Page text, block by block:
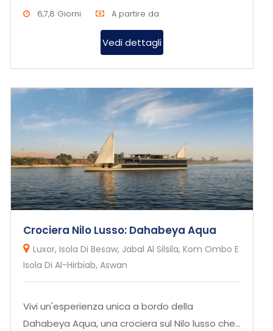
6,7,8 Giorni A partire da
Vedi dettagli
Crociera Nilo Lusso: Dahabeya Aqua
Luxor, Isola Di Besaw, Jabal Al Silsila, Kom Ombo E
Isola Di Al-Hirbiab, Aswan
Vivi un'esperienza unica a bordo della
Dahabeya Aqua, una crociera sul Nilo lusso che